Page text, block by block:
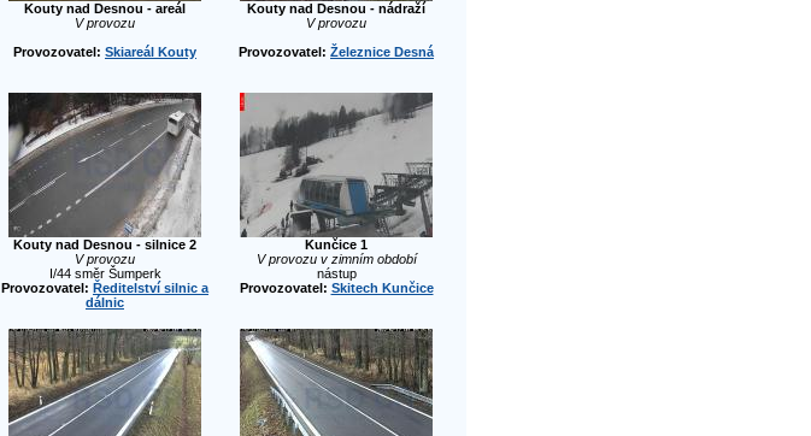
Kouty nad Desnou - areál
V provozu
Provozovatel: Skiareál Kouty
Kouty nad Desnou - nádraží
V provozu
Provozovatel: Železnice Desná
Kouty nad Desnou - silnice 2
V provozu
I/44 směr Šumperk
Provozovatel: Ředitelství silnic a
dálnic
Kunčice 1
V provozu v zimním období
nástup
Provozovatel: Skitech Kunčice